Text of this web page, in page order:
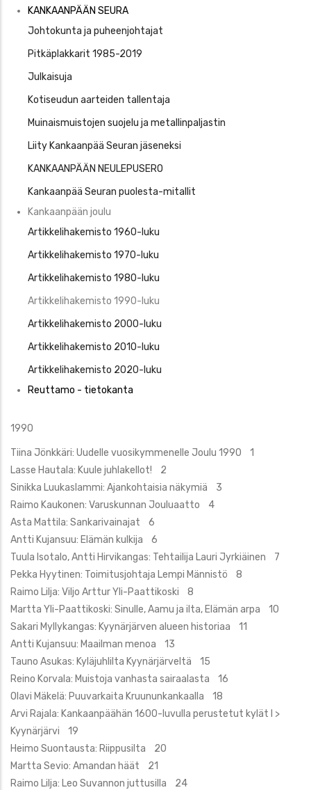
Kankaaanpää
Seura
KANKAANPÄÄN SEURA
Johtokunta ja puheenjohtajat
Pitkäplakkarit 1985-2019
Julkaisuja
Kotiseudun aarteiden tallentaja
Muinaismuistojen suojelu ja metallinpaljastin
Liity Kankaanpää Seuran jäseneksi
KANKAANPÄÄN NEULEPUSERO
Kankaanpää Seuran puolesta-mitallit
Kankaanpään joulu
Artikkelihakemisto 1960-luku
Artikkelihakemisto 1970-luku
Artikkelihakemisto 1980-luku
Artikkelihakemisto 1990-luku
Artikkelihakemisto 2000-luku
Artikkelihakemisto 2010-luku
Artikkelihakemisto 2020-luku
Reuttamo - tietokanta
1990
Tiina Jönkkäri: Uudelle vuosikymmenelle Joulu 1990 1
Lasse Hautala: Kuule juhlakellot! 2
Sinikka Luukaslammi: Ajankohtaisia näkymiä 3
Raimo Kaukonen: Varuskunnan Jouluaatto 4
Asta Mattila: Sankarivainajat 6
Antti Kujansuu: Elämän kulkija 6
Tuula Isotalo, Antti Hirvikangas: Tehtailija Lauri Jyrkiäinen 7
Pekka Hyytinen: Toimitusjohtaja Lempi Männistö 8
Raimo Lilja: Viljo Arttur Yli-Paattikoski 8
Martta Yli-Paattikoski: Sinulle, Aamu ja ilta, Elämän arpa 10
Sakari Myllykangas: Kyynärjärven alueen historiaa 11
Antti Kujansuu: Maailman menoa 13
Tauno Asukas: Kyläjuhlilta Kyynärjärveltä 15
Reino Korvala: Muistoja vanhasta sairaalasta 16
Olavi Mäkelä: Puuvarkaita Kruununkankaalla 18
Arvi Rajala: Kankaanpäähän 1600-luvulla perustetut kylät I >
Kyynärjärvi 19
Heimo Suontausta: Riippusilta 20
Martta Sevio: Amandan häät 21
Raimo Lilja: Leo Suvannon juttusilla 24